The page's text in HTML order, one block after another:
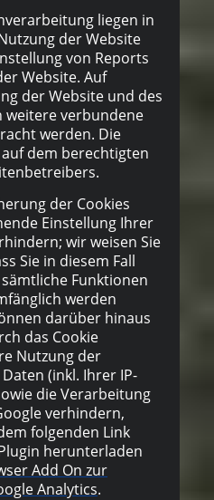
liegen in
der Website
von Reports
Website. Auf
der Website und des
weitere verbundene
werden. Die
dem berechtigten
der Cookies
Einstellung Ihrer
wir weisen Sie
Sie in diesem Fall
Funktionen
werden
darüber hinaus
das Cookie
Nutzung der
(inkl. Ihrer IP-
die Verarbeitung
verhindern,
folgenden Link
herunterladen
Add On zur
Analytics.